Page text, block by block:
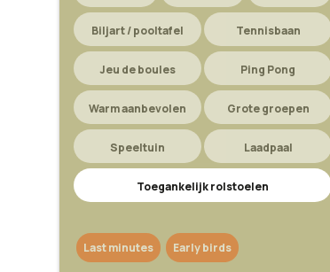
Biljart / pooltafel Tennisbaan
Jeu de boules Ping Pong
Warm aanbevolen Grote groepen
Speeltuin Laadpaal
Toegankelijk rolstoelen
Last minutes Early birds